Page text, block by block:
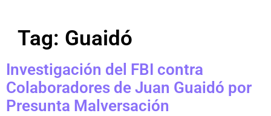
Tag: Guaidó
Investigación del FBI contra
Colaboradores de Juan Guaidó por
Presunta Malversación